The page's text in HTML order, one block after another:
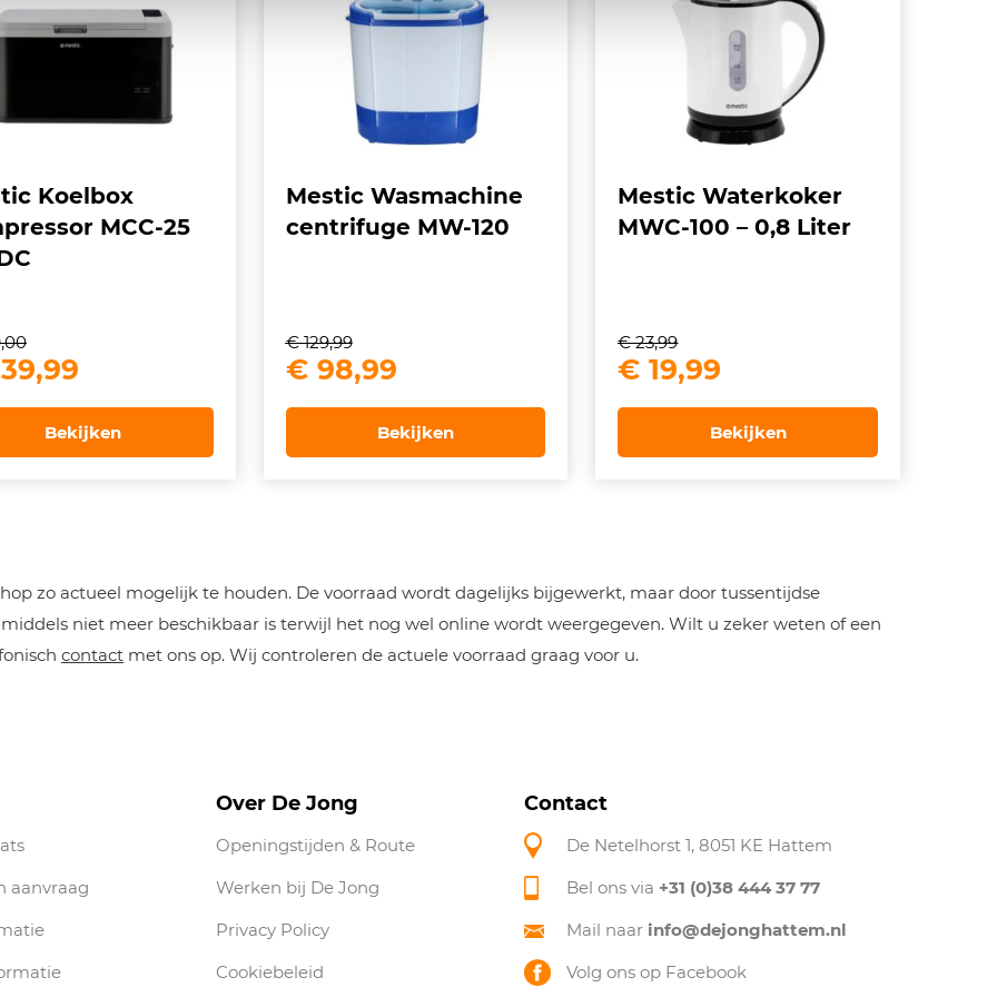
Koelbox
MCC-25
Huidige
is:
€ 239,99.
Bekijken
Mestic Wasmachine
centrifuge MW-120
€129,99
Oorspronkelijke
€ 129,99.
€ 98,99Huidige
is:
€ 98,99.
Bekijken
Mestic Waterkoker
MWC-100 – 0,8 Liter
€23,99
Oorspronkelijke
€ 23,99.
€ 19,99
is:
€ 19,99.
Bekijken
zo actueel mogelijk te houden. De voorraad wordt dagelijks bijgewerkt, maar door tussentijdse
niet meer beschikbaar is terwijl het nog wel online wordt weergegeven. Wilt u zeker weten of een
contact met ons op. Wij controleren de actuele voorraad graag voor u.
aanvraag
Over De Jong
Openingstijden & Route
Werken bij De Jong
Privacy Policy
Cookiebeleid
Contact
De Netelhorst 1, 8051 KE Hattem
Bel ons via +31 (0)38 444 37 77
Mail naar info@dejonghattem.nl
Volg ons op Facebook